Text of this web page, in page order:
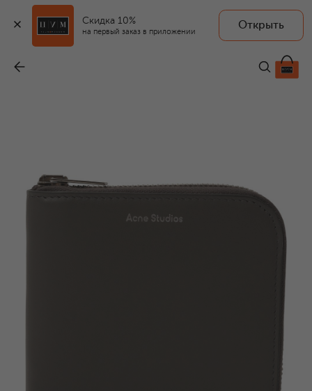
Скидка 10%
на первый заказ в приложении
Открыть
33 750 ₽